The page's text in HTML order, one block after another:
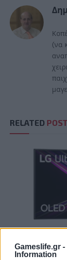
Gameslife.gr -
Information
(να
RELATED